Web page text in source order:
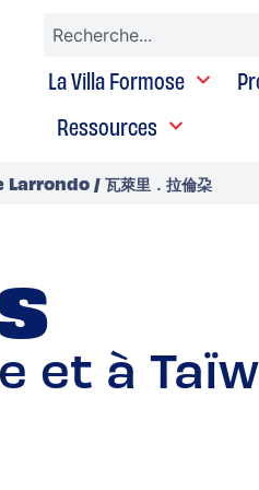
La Villa Formose
Ressources
/ 瓦萊里．拉倫朶
et à